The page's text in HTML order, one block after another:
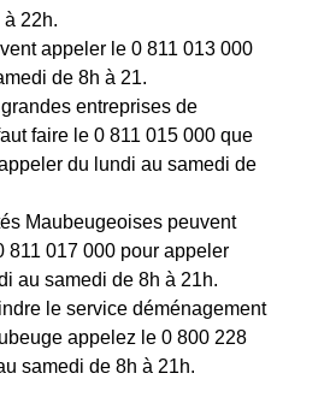
22h.
appeler le 0 811 013 000
de 8h à 21.
entreprises de
faire le 0 811 015 000 que
du lundi au samedi de
Maubeugeoises peuvent
811 017 000 pour appeler
au samedi de 8h à 21h.
le service déménagement
appelez le 0 800 228
samedi de 8h à 21h.